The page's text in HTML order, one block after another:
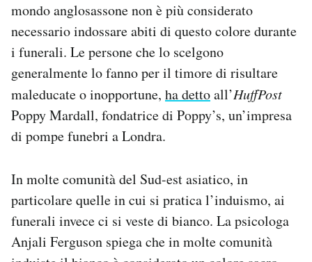
mondo anglosassone non è più considerato
necessario indossare abiti di questo colore durante
i funerali. Le persone che lo scelgono
generalmente lo fanno per il timore di risultare
maleducate o inopportune, ha dettoall’HuffPost
Poppy Mardall, fondatrice di Poppy’s, un’impresa
di pompe funebri a Londra.
In molte comunità del Sud-est asiatico, in
particolare quelle in cui si pratica l’induismo, ai
funerali invece ci si veste di bianco. La psicologa
Anjali Ferguson spiega che in molte comunità